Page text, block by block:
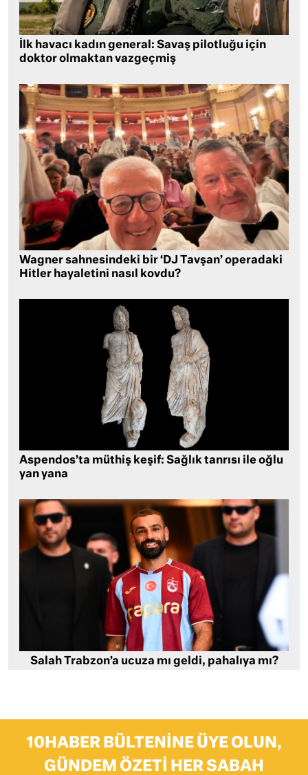
İlk havacı kadın general: Savaş pilotluğu için
doktor olmaktan vazgeçmiş
Wagner sahnesindeki bir ‘DJ Tavşan’ operadaki
Hitler hayaletini nasıl kovdu?
Aspendos’ta müthiş keşif: Sağlık tanrısı ile oğlu
yan yana
Salah Trabzon’a ucuza mı geldi, pahalıya mı?
10HABER BÜLTENINE ÜYE OLUN,
GÜNDEM ÖZETI HER SABAH